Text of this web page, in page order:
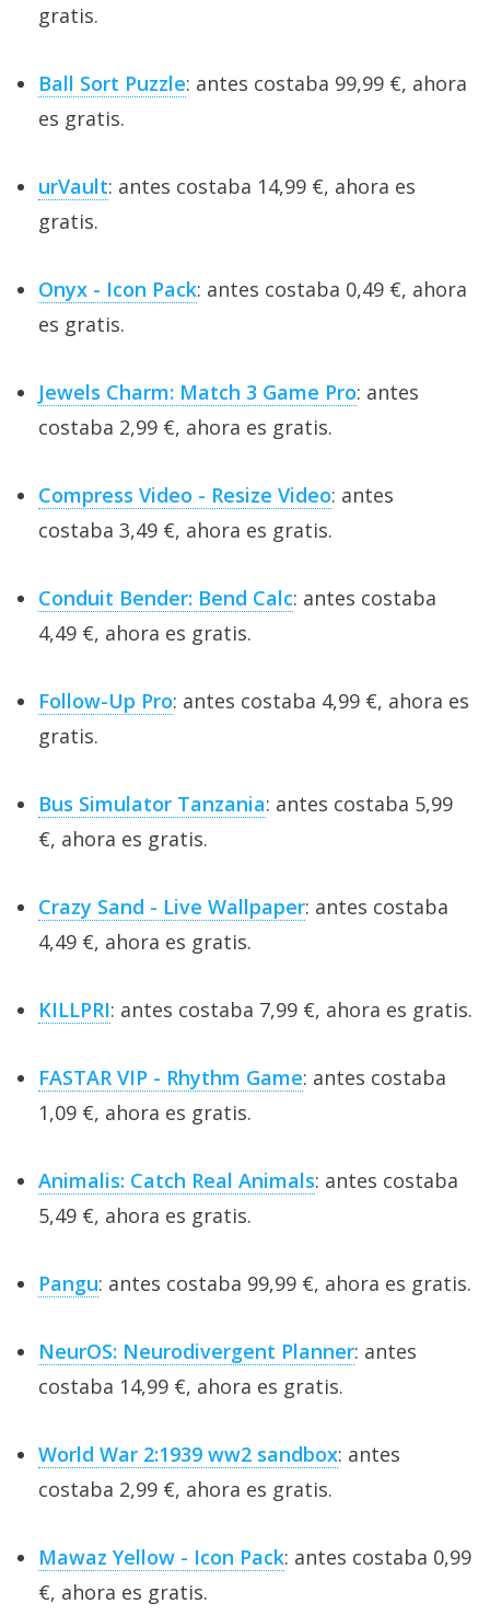
gratis.
Ball Sort Puzzle: antes costaba 99,99 €, ahora
es gratis.
urVault: antes costaba 14,99 €, ahora es
gratis.
Onyx - Icon Pack: antes costaba 0,49 €, ahora
es gratis.
Jewels Charm: Match 3 Game Pro: antes
costaba 2,99 €, ahora es gratis.
Compress Video - Resize Video: antes
costaba 3,49 €, ahora es gratis.
Conduit Bender: Bend Calc: antes costaba
4,49 €, ahora es gratis.
Follow-Up Pro: antes costaba 4,99 €, ahora es
gratis.
Bus Simulator Tanzania: antes costaba 5,99
€, ahora es gratis.
Crazy Sand - Live Wallpaper: antes costaba
4,49 €, ahora es gratis.
KILLPRI: antes costaba 7,99 €, ahora es gratis.
FASTAR VIP - Rhythm Game: antes costaba
1,09 €, ahora es gratis.
Animalis: Catch Real Animals: antes costaba
5,49 €, ahora es gratis.
Pangu: antes costaba 99,99 €, ahora es gratis.
NeurOS: Neurodivergent Planner: antes
costaba 14,99 €, ahora es gratis.
World War 2:1939 ww2 sandbox: antes
costaba 2,99 €, ahora es gratis.
Mawaz Yellow - Icon Pack: antes costaba 0,99
€, ahora es gratis.